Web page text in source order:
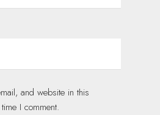
and website in this
I comment.